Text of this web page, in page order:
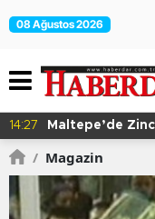
08 Ağustos 2026
14:14
/ Magazin